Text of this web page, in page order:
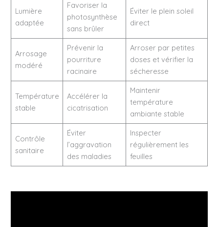
Lumière
adaptée
Favoriser la
photosynthèse
sans brûler
Éviter le plein soleil
direct
Arrosage
modéré
Prévenir la
pourriture
racinaire
Arroser par petites
doses et vérifier la
sécheresse
Température
stable
Accélérer la
cicatrisation
Maintenir
température
ambiante stable
Contrôle
sanitaire
Éviter
l’aggravation
des maladies
Inspecter
régulièrement les
feuilles